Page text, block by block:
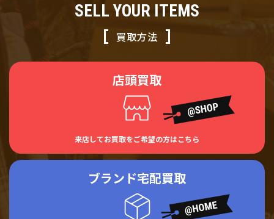
SELL YOUR ITEMS
買取方法
店頭買取
来店してお買取をご希望の方はこちら
ブランド宅配買取